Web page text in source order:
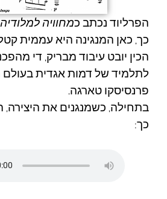
הפרליוד נכתב כמחוויה למלודיה
כך, כאן המנגינה היא עממית
הכין יובט עיבוד מבריק, די
לתלמיד של דמות אגדית בעולם
פרנסיסקו טארגה.
בתחילה, כשמנגנים את
כך: